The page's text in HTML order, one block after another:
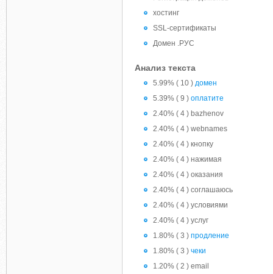
хостинг
SSL-сертификаты
Домен .РУС
Анализ текста
5.99% ( 10 ) домен
5.39% ( 9 ) оплатите
2.40% ( 4 ) bazhenov
2.40% ( 4 ) webnames
2.40% ( 4 ) кнопку
2.40% ( 4 ) нажимая
2.40% ( 4 ) оказания
2.40% ( 4 ) соглашаюсь
2.40% ( 4 ) условиями
2.40% ( 4 ) услуг
1.80% ( 3 ) продление
1.80% ( 3 ) чеки
1.20% ( 2 ) email